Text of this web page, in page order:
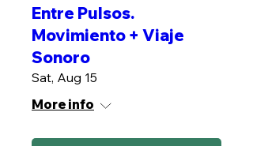
Entre Pulsos.
Movimiento + Viaje
Sonoro
Sat, Aug 15
More info